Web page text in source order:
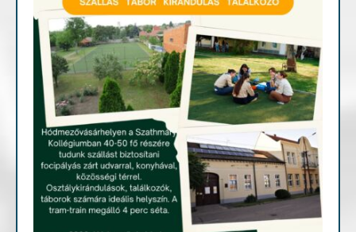
Fontosabb információk